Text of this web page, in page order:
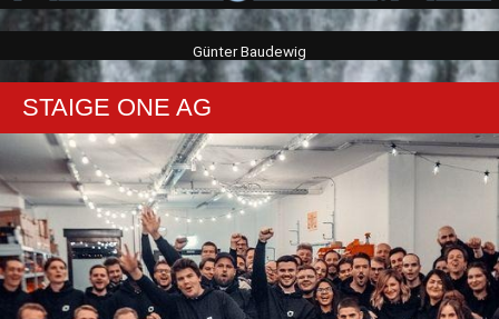
Günter Baudewig
STAIGE ONE AG